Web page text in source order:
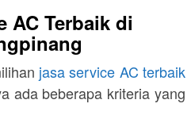
AC Terbaik di
jasa service AC terbaik
ada beberapa kriteria yang